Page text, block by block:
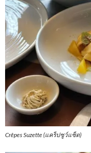
Crêpes Suzette (แคร็ปซูว์แซ็ต)